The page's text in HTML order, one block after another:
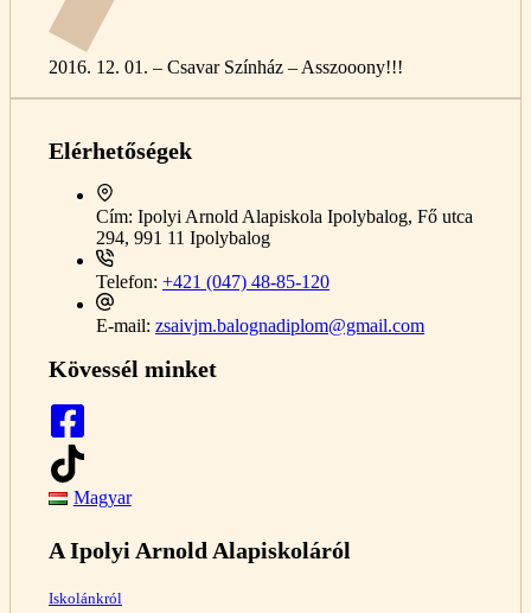
2016. 12. 01. – Csavar Színház – Asszooony!!!
Elérhetőségek
Cím: Ipolyi Arnold Alapiskola Ipolybalog, Fő utca
294, 991 11 Ipolybalog
Telefon: +421 (047) 48-85-120
E-mail: zsaivjm.balognadiplom@gmail.com
Kövessél minket
Magyar
A Ipolyi Arnold Alapiskoláról
Iskolánkról